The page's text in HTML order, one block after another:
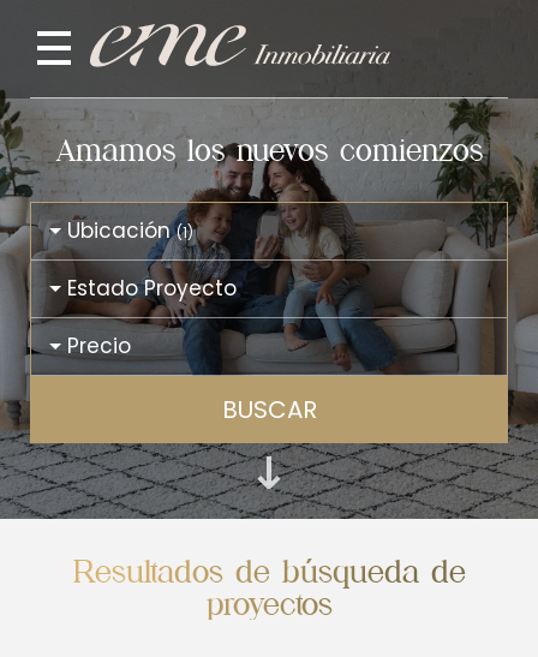
Amamos los nuevos comienzos
Ubicación(1)
Estado Proyecto
Precio
BUSCAR
Resultados de búsqueda de
proyectos